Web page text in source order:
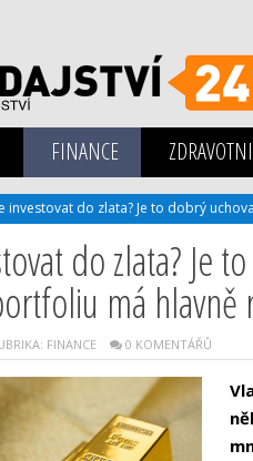
FINANCE
investovat do zlata? Je to dobrý
do zlata? Je
má hlavně
FINANCE 0 KOMENTÁŘŮ